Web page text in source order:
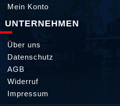
Mein Konto
UNTERNEHMEN
Über uns
Datenschutz
AGB
Widerruf
Impressum